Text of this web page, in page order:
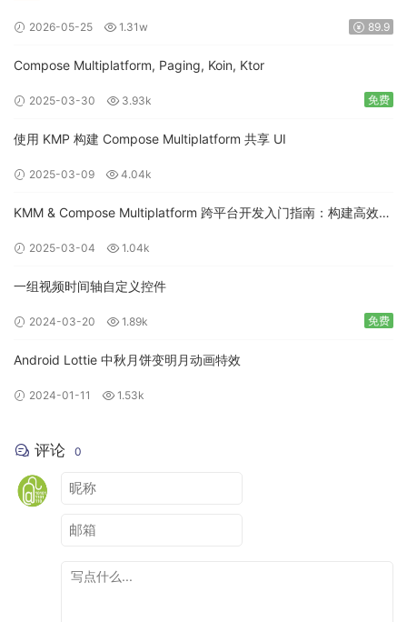
2026-05-25 1.31w 89.9
Compose Multiplatform, Paging, Koin, Ktor
2025-03-30 3.93k 免费
使用 KMP 构建 Compose Multiplatform 共享 UI
2025-03-09 4.04k
KMM & Compose Multiplatform 跨平台开发入门指南：构建高效的
2025-03-04 1.04k
一组视频时间轴自定义控件
2024-03-20 1.89k 免费
Android Lottie 中秋月饼变明月动画特效
2024-01-11 1.53k
评论 0